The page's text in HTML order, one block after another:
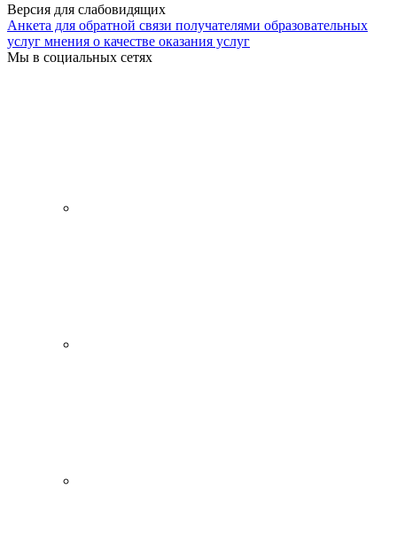
Версия для слабовидящих
Анкета для обратной связи получателями образовательных
услуг мнения о качестве оказания услуг
Мы в социальных сетях